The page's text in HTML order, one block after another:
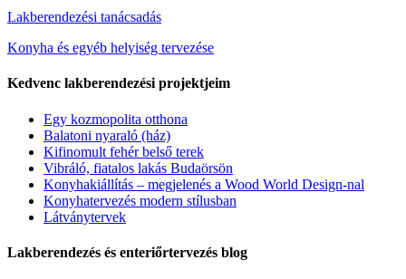
Lakberendezési tanácsadás
Konyha és egyéb helyiség tervezése
Kedvenc lakberendezési projektjeim
Egy kozmopolita otthona
Balatoni nyaraló (ház)
Kifinomult fehér belső terek
Vibráló, fiatalos lakás Budaörsön
Konyhakiállítás – megjelenés a Wood World Design-nal
Konyhatervezés modern stílusban
Látványtervek
Lakberendezés és enteriőrtervezés blog